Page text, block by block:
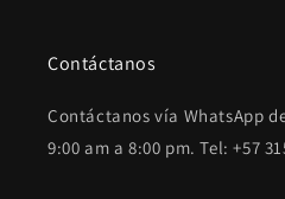
Contáctanos
Contáctanos vía WhatsApp
9:00 am a 8:00 pm. Tel: +57